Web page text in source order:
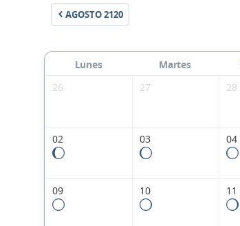
AGOSTO2120
Lunes Martes
26
27 28
02 03 04
09 10 11